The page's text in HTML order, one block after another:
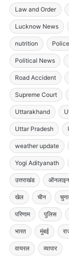
Law and Order
Lucknow News
nutrition
Political News
Road Accident
Supreme Court
Uttarakhand
Uttar Pradesh
weather update
Yogi Adityanath
उत्तराखंड ऑनलाइन
खेल चीन
परिणाम पुलिस
भारत मुंबई
वायरल व्यापार